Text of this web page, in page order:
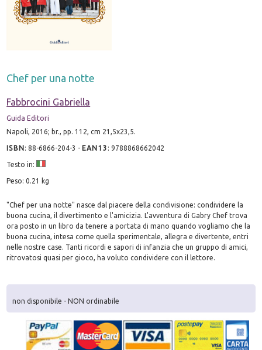
Chef per una notte
Fabbrocini Gabriella
Guida Editori
Napoli, 2016; br., pp. 112, cm 21,5x23,5.
ISBN:88-6866-204-3 - EAN13 :9788868662042
Testo in:
Peso: 0.21 kg
"Chef per una notte" nasce dal piacere della condivisione: condividere la
buona cucina, il divertimento e l'amicizia. L'avventura di Gabry Chef trova
ora posto in un libro da tenere a portata di mano quando vogliamo che la
buona cucina, intesa come quella sperimentale, allegra e divertente, entri
nelle nostre case. Tanti ricordi e sapori di infanzia che un gruppo di amici,
ritrovatosi quasi per gioco, ha voluto condividere con il lettore.
non disponibile - NON ordinabile